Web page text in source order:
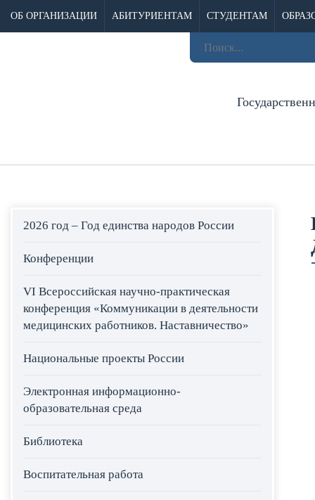
ОБ ОРГАНИЗАЦИИ АБИТУРИЕНТАМ СТУДЕНТАМ
2026 год – Год единства народов России
Конференции
VI Всероссийская научно-практическая
конференция «Коммуникации в деятельности
медицинских работников. Наставничество»
Национальные проекты России
Электронная информационно-
образовательная среда
Библиотека
Воспитательная работа